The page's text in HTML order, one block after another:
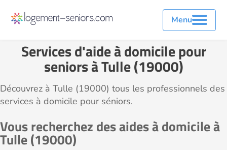
Menu
Services d'aide à domicile pour
seniors à Tulle (19000)
Découvrez à Tulle (19000) tous les professionnels des
services à domicile pour séniors.
Vous recherchez des aides à domicile à
Tulle (19000)